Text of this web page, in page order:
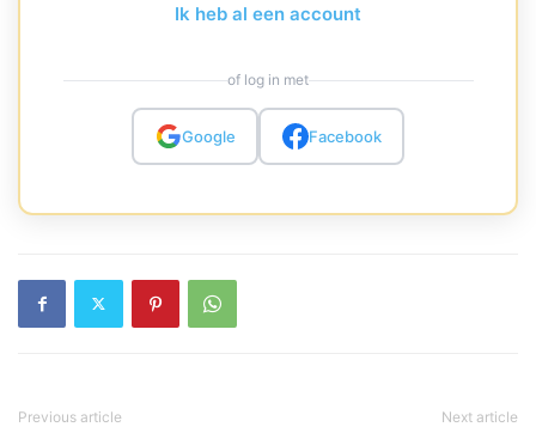
Ik heb al een account
of log in met
Google Facebook
Previous article Next article